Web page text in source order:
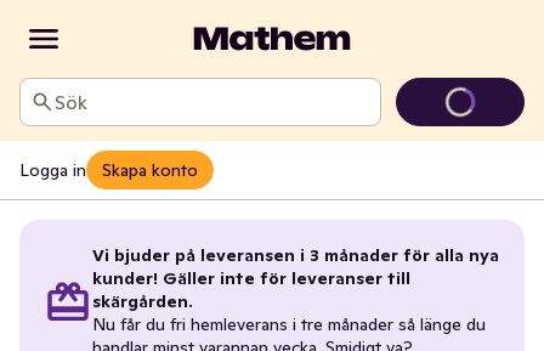
Sök
Logga in Skapa konto
Vi bjuder på leveransen i 3 månader för alla nya
kunder! Gäller inte för leveranser till
skärgården.
Nu får du fri hemleverans i tre månader så länge du